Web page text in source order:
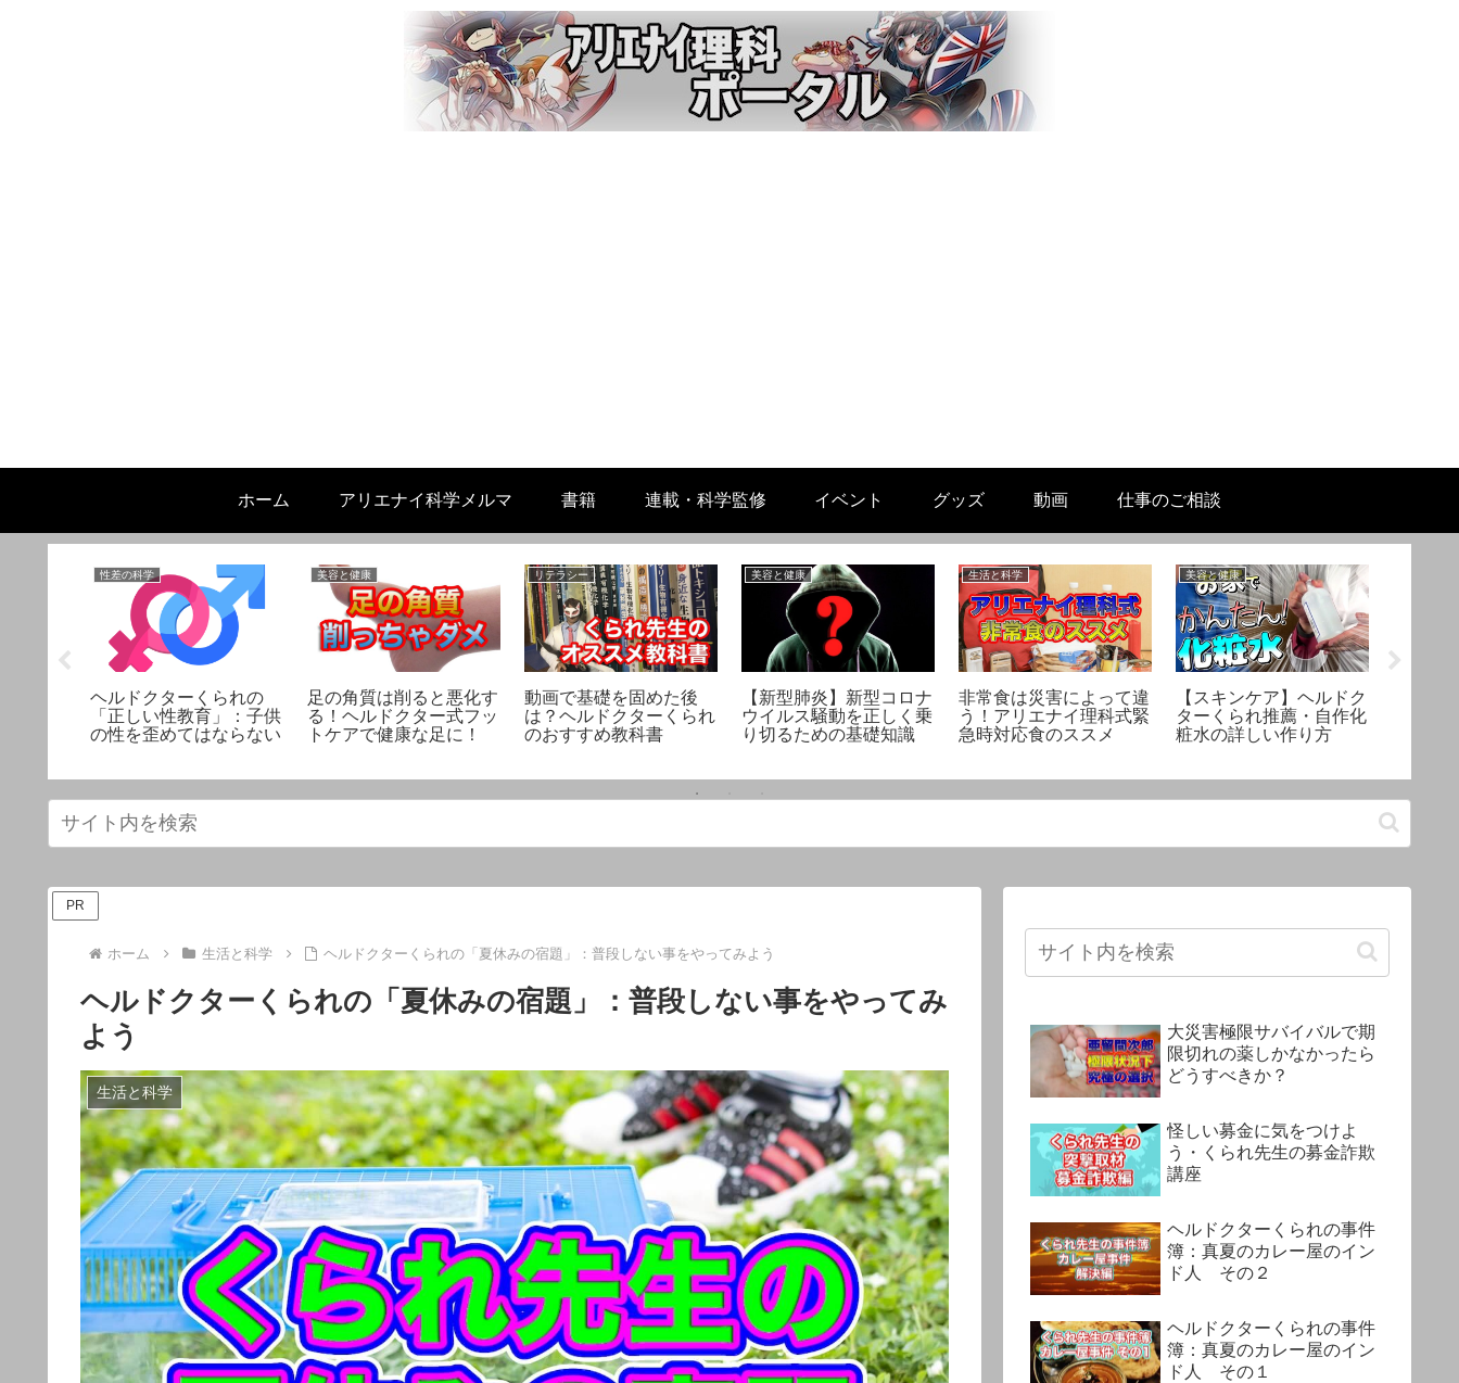
ホーム アリエナイ科学メルマ 書籍 連載・科学監修 イベント グッズ 動画 仕事のご相談
性差の科学
ヘルドクターくられの
「正しい性教育」：子供
の性を歪めてはならない
美容と健康
足の角質は削ると悪化す
る！ヘルドクター式フッ
トケアで健康な足に！
リテラシー
動画で基礎を固めた後
は？ヘルドクターくられ
のおすすめ教科書
美容と健康
【新型肺炎】新型コロナ
ウイルス騒動を正しく乗
り切るための基礎知識
生活と科学
非常食は災害によって違
う！アリエナイ理科式緊
急時対応食のススメ
美容と健康
【スキンケア】ヘルドク
ターくられ推薦・自作化
粧水の詳しい作り方
PR
ホーム 生活と科学 ヘルドクターくられの「夏休みの宿題」：普段しない事をやってみよう
ヘルドクターくられの「夏休みの宿題」：普段しない事をやってみ
よう
生活と科学
大災害極限サバイバルで期
限切れの薬しかなかったら
どうすべきか？
怪しい募金に気をつけよ
う・くられ先生の募金詐欺
講座
ヘルドクターくられの事件
簿：真夏のカレー屋のイン
ド人 その２
ヘルドクターくられの事件
簿：真夏のカレー屋のイン
ド人 その１